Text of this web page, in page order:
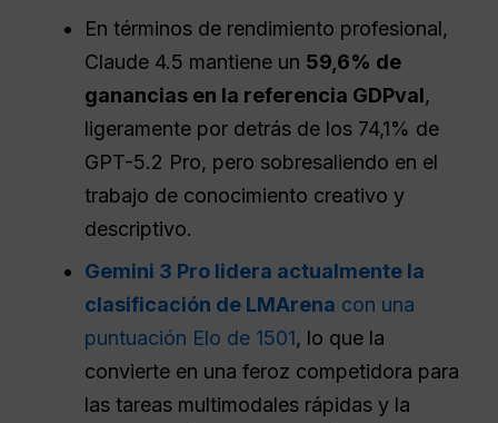
En términos de rendimiento profesional,
Claude 4.5 mantiene un 59,6% de
ganancias en la referencia GDPval,
ligeramente por detrás de los 74,1% de
GPT-5.2 Pro, pero sobresaliendo en el
trabajo de conocimiento creativo y
descriptivo.
Gemini 3 Pro lidera actualmente la
clasificación de LMArena con una
puntuación Elo de 1501, lo que la
convierte en una feroz competidora para
las tareas multimodales rápidas y la